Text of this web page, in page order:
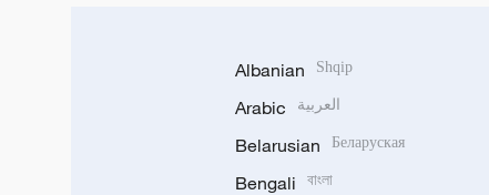
Albanian Shqip
Arabic العربية
Belarusian Беларуская
Bengali বাংলা